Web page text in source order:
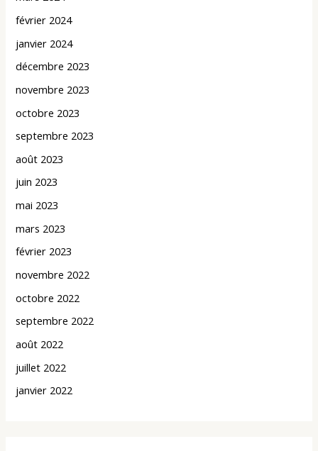
février 2024
janvier 2024
décembre 2023
novembre 2023
octobre 2023
septembre 2023
août 2023
juin 2023
mai 2023
mars 2023
février 2023
novembre 2022
octobre 2022
septembre 2022
août 2022
juillet 2022
janvier 2022